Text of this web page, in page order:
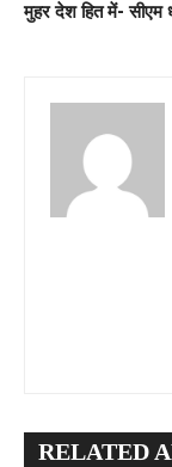
मुहर देश हित में- सीएम
RELATED